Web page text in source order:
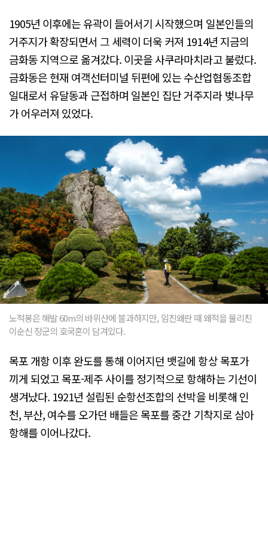
1905년 이후에는 유곽이 들어서기 시작했으며 일본인들의
거주지가 확장되면서 그 세력이 더욱 커져 1914년 지금의
금화동 지역으로 옮겨갔다. 이곳을 사쿠라마치라고 불렀다.
금화동은 현재 여객선터미널 뒤편에 있는 수산업협동조합
일대로서 유달동과 근접하며 일본인 집단 거주지라 벚나무
가 어우러져 있었다.
노적봉은 해발 60m의 바위산에 불과하지만, 임진왜란 때 왜적을 물리친
이순신 장군의 호국혼이 담겨있다.
목포 개항 이후 완도를 통해 이어지던 뱃길에 항상 목포가
끼게 되었고 목포-제주 사이를 정기적으로 항해하는 기선이
생겨났다. 1921년 설립된 순항선조합의 선박을 비롯해 인
천, 부산, 여수를 오가던 배들은 목포를 중간 기착지로 삼아
항해를 이어나갔다.